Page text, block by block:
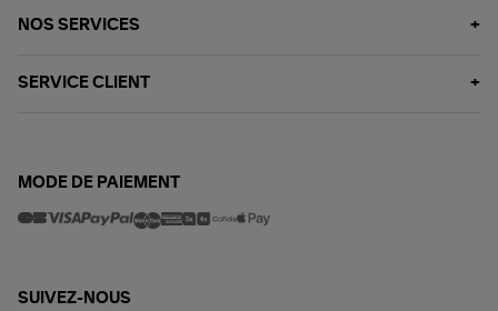
NOS SERVICES
SERVICE CLIENT
MODE DE PAIEMENT
SUIVEZ-NOUS